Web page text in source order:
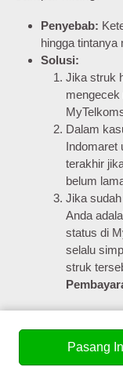
Penyebab:
hingga tintanya
Solusi:
Jika struk
mengecek
Dalam
terakhir
belum
Jika
Anda
status di
selalu
struk
Anda tidak perlu
Pembayaran
Pasang